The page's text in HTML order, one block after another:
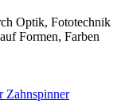
Optik, Fototechnik
Formen, Farben
Zahnspinner